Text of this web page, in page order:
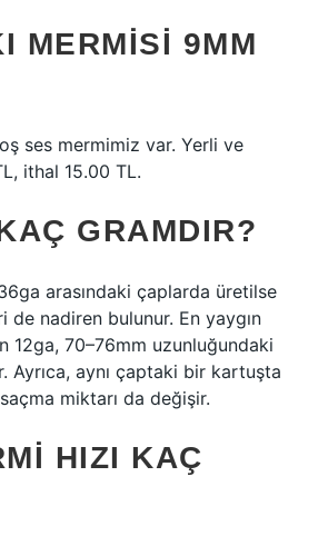
MERMISI 9MM
ses mermimiz var. Yerli ve
ithal 15.00 TL.
GRAMDIR?
arasındaki çaplarda üretilse
de nadiren bulunur. En yaygın
12ga, 70–76mm uzunluğundaki
Ayrıca, aynı çaptaki bir kartuşta
miktarı da değişir.
HIZI KAÇ